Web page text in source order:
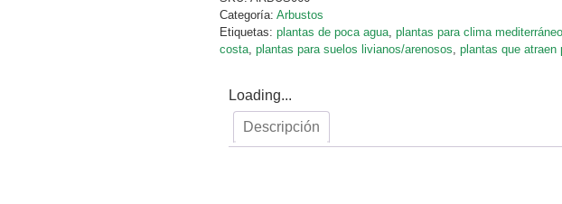
Categoría: Arbustos
Etiquetas: plantas de poca agua, plantas para clima
costa, plantas para suelos livianos/arenosos, plantas que atraen
Loading...
Descripción